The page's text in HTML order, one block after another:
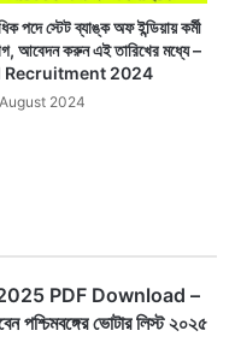
পদে স্টেট ব্যাঙ্ক অফ ইন্ডিয়ায় কর্মী
আবেদন করুন এই তারিখের মধ্যে –
Recruitment 2024
2024
PDF Download –
পশ্চিমবঙ্গের ভোটার লিস্ট ২০২৫